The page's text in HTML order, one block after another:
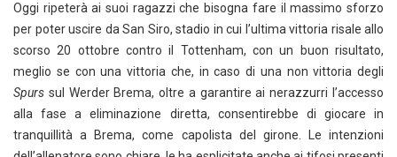
Oggi ripeterà ai suoi ragazzi che bisogna fare il massimo sforzo
per poter uscire da San Siro, stadio in cui l’ultima vittoria risale allo
scorso 20 ottobre contro il Tottenham, con un buon risultato,
meglio se con una vittoria che, in caso di una non vittoria degli
Spurs sul Werder Brema, oltre a garantire ai nerazzurri l’accesso
alla fase a eliminazione diretta, consentirebbe di giocare in
tranquillità a Brema, come capolista del girone. Le intenzioni